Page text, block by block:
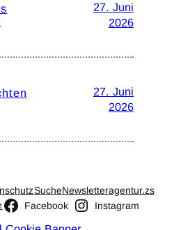
27. Juni
2026
27. Juni
2026
SucheNewsletteragentur.zs
Facebook Instagram